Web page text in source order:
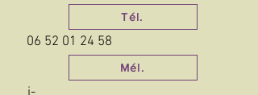
Tél.
06 52 01 24 58
Mél.